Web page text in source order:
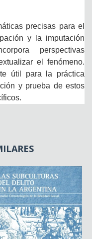
precisas para el
y la imputación
perspectivas
el fenómeno.
útil para la práctica
y prueba de estos